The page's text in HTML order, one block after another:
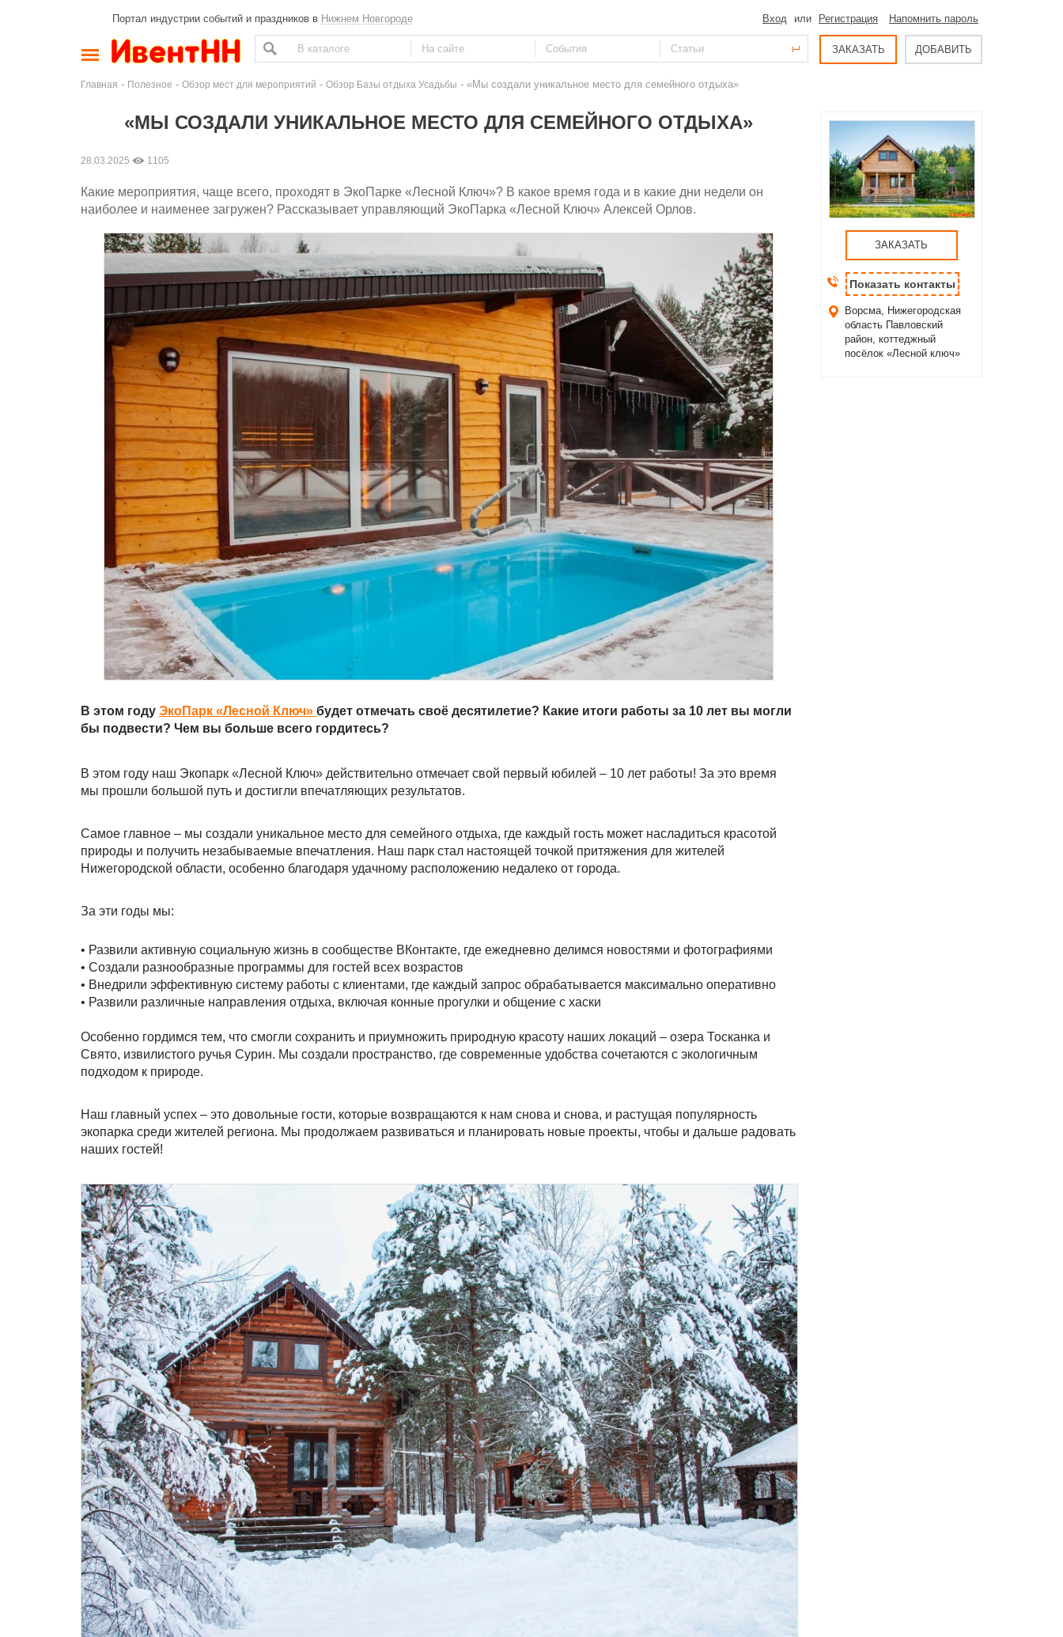
Портал индустрии событий и праздников в Нижнем Новгороде Вход или Регистрация Напомнить пароль
ЗАКАЗАТЬ ДОБАВИТЬ
Главная - Полезное - Обзор мест для мероприятий - Обзор Базы отдыха Усадьбы - «Мы создали уникальное место для семейного отдыха»
«МЫ СОЗДАЛИ УНИКАЛЬНОЕ МЕСТО ДЛЯ СЕМЕЙНОГО ОТДЫХА»
28.03.2025 1105
Какие мероприятия, чаще всего, проходят в ЭкоПарке «Лесной Ключ»? В какое время года и в какие дни недели он
наиболее и наименее загружен? Рассказывает управляющий ЭкоПарка «Лесной Ключ» Алексей Орлов.
В этом году ЭкоПарк «Лесной Ключ» будет отмечать своё десятилетие? Какие итоги работы за 10 лет вы могли
бы подвести? Чем вы больше всего гордитесь?
В этом году наш Экопарк «Лесной Ключ» действительно отмечает свой первый юбилей – 10 лет работы! За это время
мы прошли большой путь и достигли впечатляющих результатов.
Самое главное – мы создали уникальное место для семейного отдыха, где каждый гость может насладиться красотой
природы и получить незабываемые впечатления. Наш парк стал настоящей точкой притяжения для жителей
Нижегородской области, особенно благодаря удачному расположению недалеко от города.
За эти годы мы:
• Развили активную социальную жизнь в сообществе ВКонтакте, где ежедневно делимся новостями и фотографиями
• Создали разнообразные программы для гостей всех возрастов
• Внедрили эффективную систему работы с клиентами, где каждый запрос обрабатывается максимально оперативно
• Развили различные направления отдыха, включая конные прогулки и общение с хаски
Особенно гордимся тем, что смогли сохранить и приумножить природную красоту наших локаций – озера Тосканка и
Свято, извилистого ручья Сурин. Мы создали пространство, где современные удобства сочетаются с экологичным
подходом к природе.
Наш главный успех – это довольные гости, которые возвращаются к нам снова и снова, и растущая популярность
экопарка среди жителей региона. Мы продолжаем развиваться и планировать новые проекты, чтобы и дальше радовать
наших гостей!
ЗАКАЗАТЬ
Показать контакты
Ворсма, Нижегородская
область Павловский
район, коттеджный
посёлок «Лесной ключ»